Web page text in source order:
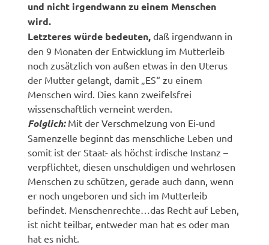
und nicht irgendwann zu einem Menschen
wird.
Letzteres würde bedeuten,daß irgendwann in
den 9 Monaten der Entwicklung im Mutterleib
noch zusätzlich von außen etwas in den Uterus
der Mutter gelangt, damit „ES“ zu einem
Menschen wird. Dies kann zweifelsfrei
wissenschaftlich verneint werden.
Folglich:Mit der Verschmelzung von Ei-und
Samenzelle beginnt das menschliche Leben und
somit ist der Staat- als höchst irdische Instanz –
verpflichtet, diesen unschuldigen und wehrlosen
Menschen zu schützen, gerade auch dann, wenn
er noch ungeboren und sich im Mutterleib
befindet. Menschenrechte…das Recht auf Leben,
ist nicht teilbar, entweder man hat es oder man
hat es nicht.